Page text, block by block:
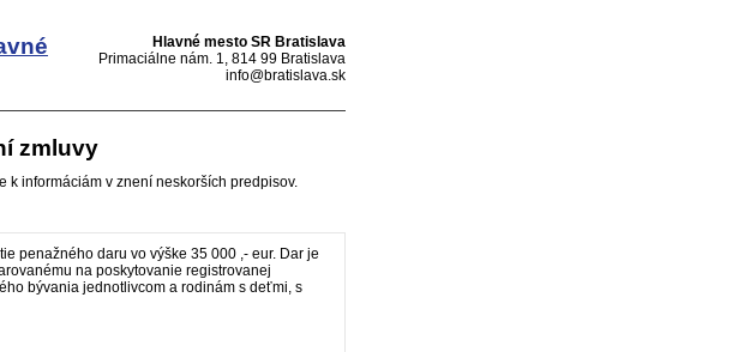
Hlavné mesto SR Bratislava
Primaciálne nám. 1, 814 99 Bratislava
info@bratislava.sk
zmluvy
k informáciám v znení neskorších predpisov.
penažného daru vo výške 35 000 ,- eur. Dar je
na poskytovanie registrovanej
bývania jednotlivcom a rodinám s deťmi, s